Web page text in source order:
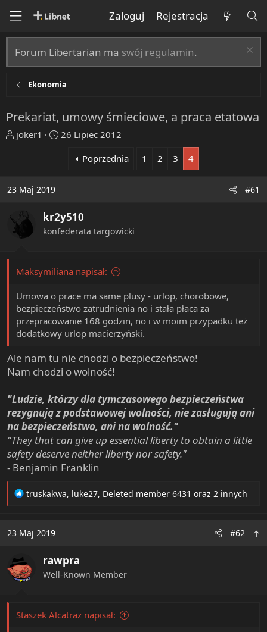
Zaloguj Rejestracja
Forum Libertarian ma swój regulamin.
Ekonomia
Prekariat, umowy śmieciowe, a praca etatowa
T
a
d
t
a
e
joker1
R
ę
t
26 Lipiec 2012
Poprzednia
1 2 3 4
23 Maj 2019 #61
kr2y510
konfederata targowicki
Maksymiliana napisał:
Umowa o prace ma same plusy - urlop, chorobowe,
bezpieczeństwo zatrudnienia no i stała płaca za
przepracowanie 168 godzin, no i w moim przypadku też
dodatkowy urlop macierzyński.
Ale nam tu nie chodzi o bezpieczeństwo!
Nam chodzi o wolność!
"Ludzie, którzy dla tymczasowego bezpieczeństwa
rezygnują z podstawowej wolności, nie zasługują ani
na bezpieczeństwo, ani na wolność."
"They that can give up essential liberty to obtain a little
safety deserve neither liberty nor safety."
- Benjamin Franklin
R
t
o
n
s
truskakwa, luke27, Deleted member 6431 oraz 2 innych
23 Maj 2019 #62
rawpra
Well-Known Member
Staszek Alcatraz napisał: